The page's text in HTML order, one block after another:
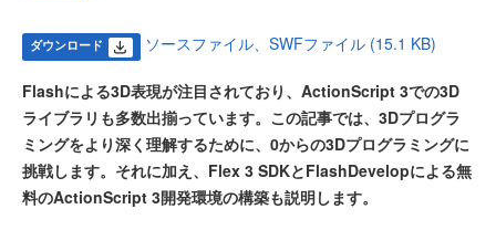
ダウンロード ソースファイル、SWFファイル (15.1 KB)
Flashによる3D表現が注目されており、ActionScript 3での3D
ライブラリも多数出揃っています。この記事では、3Dプログラ
ミングをより深く理解するために、0からの3Dプログラミングに
挑戦します。それに加え、Flex 3 SDKとFlashDevelopによる無
料のActionScript 3開発環境の構築も説明します。